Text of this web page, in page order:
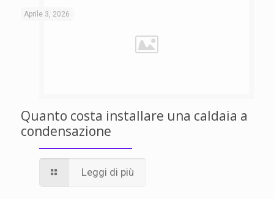
Aprile 3, 2026
Quanto costa installare una caldaia a
condensazione
Leggi di più